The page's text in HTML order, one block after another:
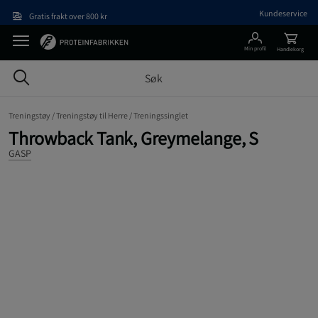
Gratis frakt over 800 kr Kundeservice
Min profil Handlekorg
Treningstøy /Treningstøy til Herre /Treningssinglet
Throwback Tank, Greymelange, S
GASP